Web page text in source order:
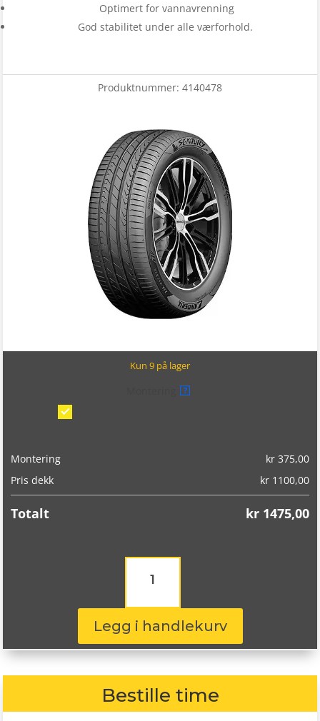
Optimert for vannavrenning
God stabilitet under alle værforhold.
Produktnummer: 4140478
Kun 9 på lager
?
Montering kr375,00
Pris dekk
kr1100,00
Totalt kr1475,00
Landsail
Sentury
990
205/45R16
87Y
antall
Legg i handlekurv
Bestille time